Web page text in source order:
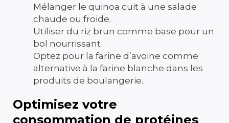
Mélanger le quinoa cuit à une salade
chaude ou froide.
Utiliser du riz brun comme base pour un
bol nourrissant
Optez pour la farine d’avoine comme
alternative à la farine blanche dans les
produits de boulangerie.
Optimisez votre
consommation de protéines